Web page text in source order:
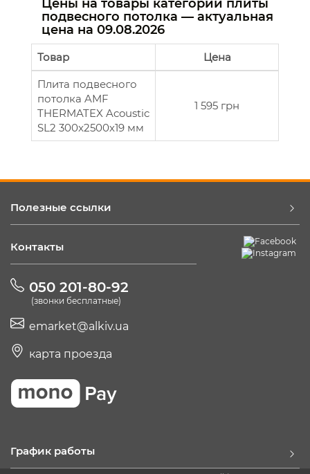
Цены на товары категории плиты
подвесного потолка — актуальная
цена на 09.08.2026
Товар Цена
Плита подвесного
потолка AMF
THERMATEX Acoustic
SL2 300x2500х19 мм
1 595 грн
Полезные ссылки
Контакты
050 201-80-92
(звонки бесплатные)
emarket@alkiv.ua
карта проезда
График работы